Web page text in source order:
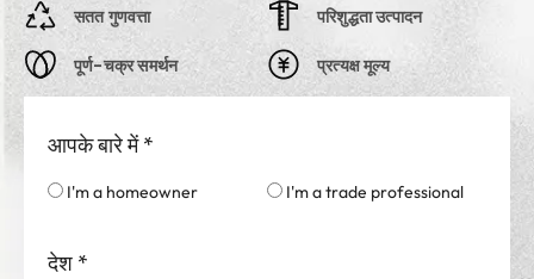
सतत गुणवत्ता
पूर्ण-चक्र समर्थन
परिशुद्धता उत्पादन
प्रत्यक्ष मूल्य
आपके बारे में *
I'm a homeowner I'm a trade professional
देश *